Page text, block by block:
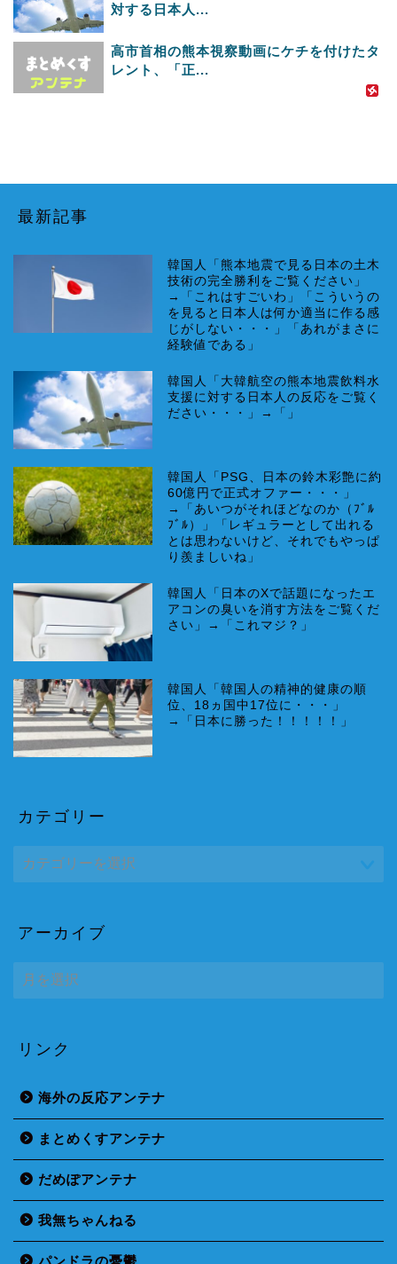
対する日本人...
高市首相の熊本視察動画にケチを付けたタ
レント、「正...
最新記事
韓国人「熊本地震で見る日本の土木
技術の完全勝利をご覧ください」
→「これはすごいわ」「こういうの
を見ると日本人は何か適当に作る感
じがしない・・・」「あれがまさに
経験値である」
韓国人「大韓航空の熊本地震飲料水
支援に対する日本人の反応をご覧く
ださい・・・」→「」
韓国人「PSG、日本の鈴木彩艶に約
60億円で正式オファー・・・」
→「あいつがそれほどなのか（ﾌﾞﾙ
ﾌﾞﾙ）」「レギュラーとして出れる
とは思わないけど、それでもやっぱ
り羨ましいね」
韓国人「日本のXで話題になったエ
アコンの臭いを消す方法をご覧くだ
さい」→「これマジ？」
韓国人「韓国人の精神的健康の順
位、18ヵ国中17位に・・・」
→「日本に勝った！！！！！」
カテゴリー
アーカイブ
ー
ブリンク
海外の反応アンテナ
まとめくすアンテナ
だめぽアンテナ
我無ちゃんねる